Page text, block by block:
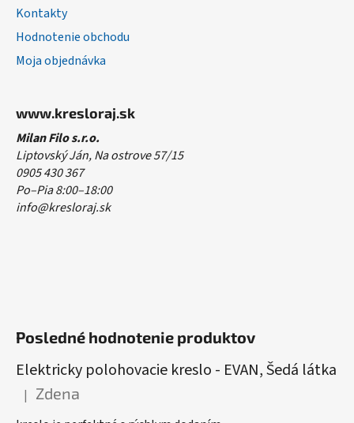
Kontakty
Hodnotenie obchodu
Moja objednávka
www.kresloraj.sk
Milan Filo s.r.o.
Liptovský Ján, Na ostrove 57/15
0905 430 367
Po–Pia 8:00–18:00
info@kresloraj.sk
Posledné hodnotenie produktov
Elektricky polohovacie kreslo - EVAN, Šedá látka
Hodnotenie produktu je 5 z 5 hviezdičiek.
| Zdena